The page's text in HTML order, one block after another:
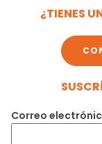
¿TIENES
Correo